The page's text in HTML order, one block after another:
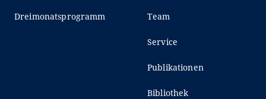
Dreimonatsprogramm Team
Service
Publikationen
Bibliothek